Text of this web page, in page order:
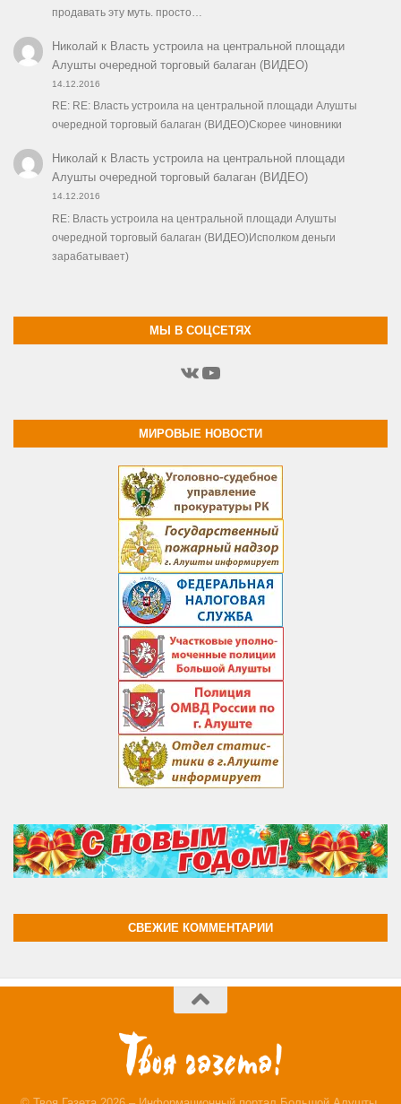
продавать эту муть. просто…
Николайк Власть устроила на центральной площади
Алушты очередной торговый балаган (ВИДЕО)
14.12.2016
RE: RE: Власть устроила на центральной площади Алушты
очередной торговый балаган (ВИДЕО)Скорее чиновники
Николайк Власть устроила на центральной площади
Алушты очередной торговый балаган (ВИДЕО)
14.12.2016
RE: Власть устроила на центральной площади Алушты
очередной торговый балаган (ВИДЕО)Исполком деньги
зарабатывает)
МЫ В СОЦСЕТЯХ
ВКонтакте
YouTube
МИРОВЫЕ НОВОСТИ
СВЕЖИЕ КОММЕНТАРИИ